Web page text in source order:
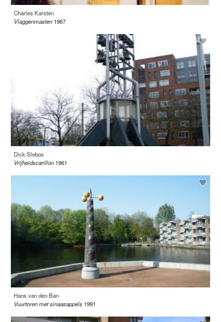
Charles Karsten
Vlaggenmasten 1967
Dick Slebos
Vrijheidscarillon 1961
Hans van den Ban
Vuurtoren met sinaasappels 1991